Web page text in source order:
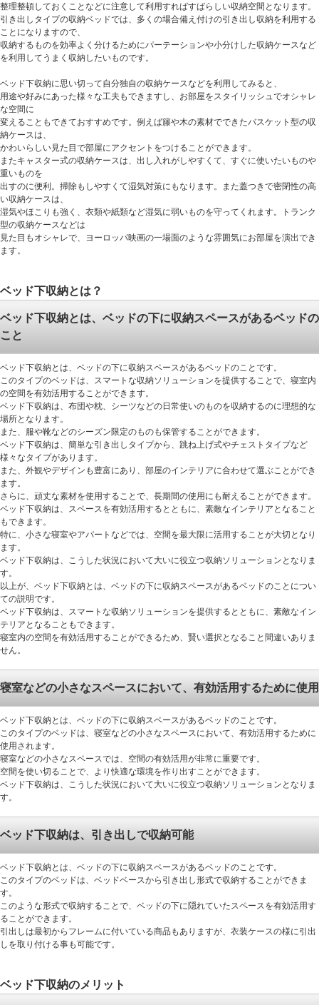
整理整頓しておくことなどに注意して利用すればすばらしい収納空間となります。
引き出しタイプの収納ベッドでは、多くの場合備え付けの引き出し収納を利用する
ことになりますので、
収納するものを効率よく分けるためにパーテーションや小分けした収納ケースなど
を利用してうまく収納したいものです。
ベッド下収納に思い切って自分独自の収納ケースなどを利用してみると、
用途や好みにあった様々な工夫もできますし、お部屋をスタイリッシュでオシャレ
な空間に
変えることもできておすすめです。例えば籐や木の素材でできたバスケット型の収
納ケースは、
かわいらしい見た目で部屋にアクセントをつけることができます。
またキャスター式の収納ケースは、出し入れがしやすくて、すぐに使いたいものや
重いものを
出すのに便利。掃除もしやすくて湿気対策にもなります。また蓋つきで密閉性の高
い収納ケースは、
湿気やほこりも強く、衣類や紙類など湿気に弱いものを守ってくれます。トランク
型の収納ケースなどは
見た目もオシャレで、ヨーロッパ映画の一場面のような雰囲気にお部屋を演出でき
ます。
ベッド下収納とは？
ベッド下収納とは、ベッドの下に収納スペースがあるベッドの
こと
ベッド下収納とは、ベッドの下に収納スペースがあるベッドのことです。
このタイプのベッドは、スマートな収納ソリューションを提供することで、寝室内
の空間を有効活用することができます。
ベッド下収納は、布団や枕、シーツなどの日常使いのものを収納するのに理想的な
場所となります。
また、服や靴などのシーズン限定のものも保管することができます。
ベッド下収納は、簡単な引き出しタイプから、跳ね上げ式やチェストタイプなど
様々なタイプがあります。
また、外観やデザインも豊富にあり、部屋のインテリアに合わせて選ぶことができ
ます。
さらに、頑丈な素材を使用することで、長期間の使用にも耐えることができます。
ベッド下収納は、スペースを有効活用するとともに、素敵なインテリアとなること
もできます。
特に、小さな寝室やアパートなどでは、空間を最大限に活用することが大切となり
ます。
ベッド下収納は、こうした状況において大いに役立つ収納ソリューションとなりま
す。
以上が、ベッド下収納とは、ベッドの下に収納スペースがあるベッドのことについ
ての説明です。
ベッド下収納は、スマートな収納ソリューションを提供するとともに、素敵なイン
テリアとなることもできます。
寝室内の空間を有効活用することができるため、賢い選択となること間違いありま
せん。
寝室などの小さなスペースにおいて、有効活用するために使用
ベッド下収納とは、ベッドの下に収納スペースがあるベッドのことです。
このタイプのベッドは、寝室などの小さなスペースにおいて、有効活用するために
使用されます。
寝室などの小さなスペースでは、空間の有効活用が非常に重要です。
空間を使い切ることで、より快適な環境を作り出すことができます。
ベッド下収納は、こうした状況において大いに役立つ収納ソリューションとなりま
す。
ベッド下収納は、引き出しで収納可能
ベッド下収納とは、ベッドの下に収納スペースがあるベッドのことです。
このタイプのベッドは、ベッドベースから引き出し形式で収納することができま
す。
このような形式で収納することで、ベッドの下に隠れていたスペースを有効活用す
ることができます。
引出しは最初からフレームに付いている商品もありますが、衣装ケースの様に引出
しを取り付ける事も可能です。
ベッド下収納のメリット